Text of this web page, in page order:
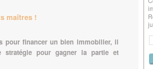
maîtres !
pour financer un bien immobilier, il
stratégie pour gagner la partie et